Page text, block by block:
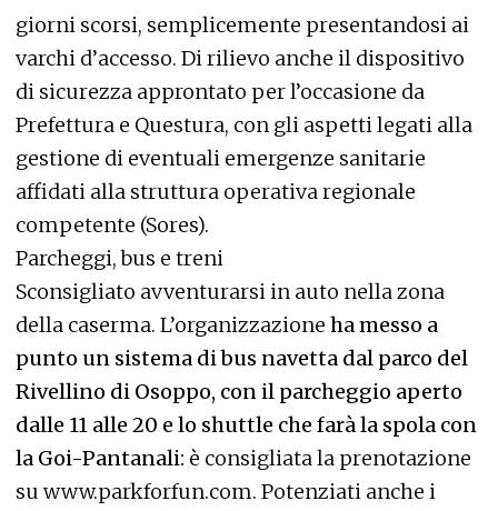
giorni scorsi, semplicemente presentandosi ai
varchi d’accesso. Di rilievo anche il dispositivo
di sicurezza approntato per l’occasione da
Prefettura e Questura, con gli aspetti legati alla
gestione di eventuali emergenze sanitarie
affidati alla struttura operativa regionale
competente (Sores).
Parcheggi, bus e treni
Sconsigliato avventurarsi in auto nella zona
della caserma. L’organizzazione ha messo a
punto un sistema di bus navetta dal parco del
Rivellino di Osoppo, con il parcheggio aperto
dalle 11 alle 20 e lo shuttle che farà la spola con
la Goi-Pantanali: è consigliata la prenotazione
su www.parkforfun.com. Potenziati anche i